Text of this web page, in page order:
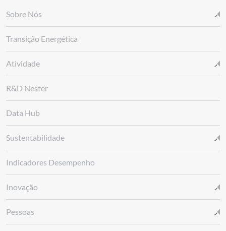
Sobre Nós
Transição Energética
Atividade
R&D Nester
Data Hub
Sustentabilidade
Indicadores Desempenho
Inovação
Pessoas